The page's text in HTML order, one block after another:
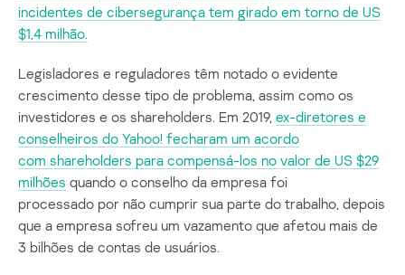
incidentes de cibersegurança tem girado em torno de US
$1,4 milhão.
Legisladores e reguladores têm notado o evidente
crescimento desse tipo de problema, assim como os
investidores e os shareholders. Em 2019, ex-diretores e
conselheiros do Yahoo! fecharam um acordo
com shareholders para compensá-los no valor de US $29
milhões quando o conselho da empresa foi
processado por não cumprir sua parte do trabalho, depois
que a empresa sofreu um vazamento que afetou mais de
3 bilhões de contas de usuários.